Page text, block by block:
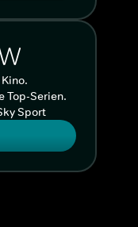
Top-Serien.
Sport